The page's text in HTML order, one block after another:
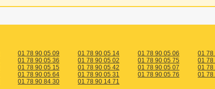
01 78 90 05 09 01 78 90 05 14 01 78 90 05 06
01 78
01 78 90 05 36 01 78 90 05 02 01 78 90 05 75
01 78
01 78 90 05 15 01 78 90 05 42 01 78 90 05 07
01 78
01 78 90 05 64 01 78 90 05 31 01 78 90 05 76
01 78
01 78 90 84 30 01 78 90 14 71